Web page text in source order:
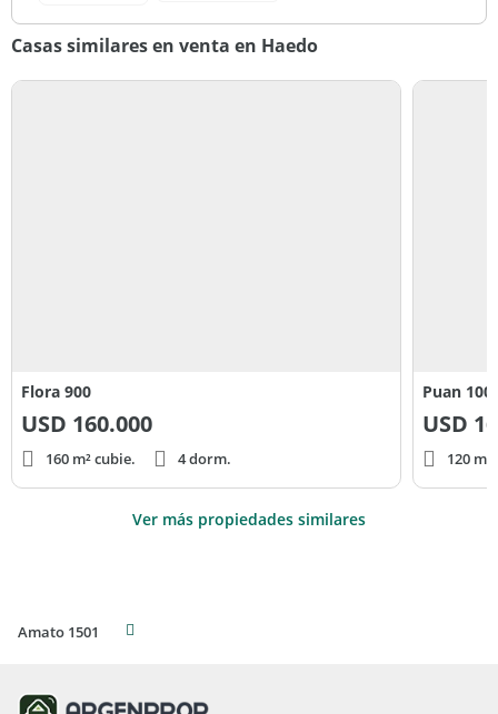
Casas similares en venta en Haedo
Flora 900
USD 160.000
160 m² cubie. 4 dorm.
Puan 100
USD
120
Ver más propiedades similares
Amato 1501